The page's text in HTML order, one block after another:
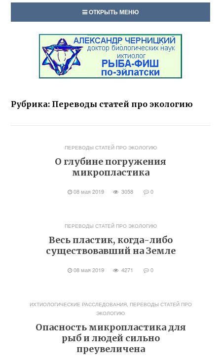
ОТКРЫТЬ МЕНЮ
Рубрика: Переводы статей про экологию
ПЕРЕВОДЫ СТАТЕЙ ПРО ЭКОЛОГИЮ
О глубине погружения
микропластика
08 мая 2019 3058 0
ПЕРЕВОДЫ СТАТЕЙ ПРО ЭКОЛОГИЮ
Весь пластик, когда-либо
существовавший на Земле
08 мая 2019 4271 0
ИХТИОЛОГИЧЕСКИЕ РАССЛЕДОВАНИЯ, ПЕРЕВОДЫ СТАТЕЙ ПРО
ЭКОЛОГИЮ
Опасность микропластика для
рыб и людей сильно
преувеличена